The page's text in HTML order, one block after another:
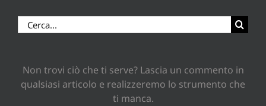
Cerca
per:
Non trovi ciò che ti serve? Lascia un commento in
qualsiasi articolo e realizzeremo lo strumento che
ti manca.